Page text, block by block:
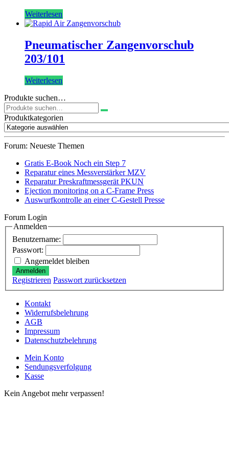
Weiterlesen
Pneumatischer Zangenvorschub
203/101
Weiterlesen
Produkte suchen…
Suchen
nach:
Produktkategorien
Forum: Neueste Themen
Gratis E-Book Noch ein Step 7
Reparatur eines Messverstärker MZV
Reparatur Preskraftmessgerät PKUN
Ejection monitoring on a C-Frame Press
Auswurfkontrolle an einer C-Gestell Presse
Forum Login
Anmelden
Benutzername:
Passwort:
Angemeldet bleiben
Anmelden
Registrieren Passwort zurücksetzen
Kontakt
Widerrufsbelehrung
AGB
Impressum
Datenschutzbelehrung
Mein Konto
Sendungsverfolgung
Kasse
Kein Angebot mehr verpassen!